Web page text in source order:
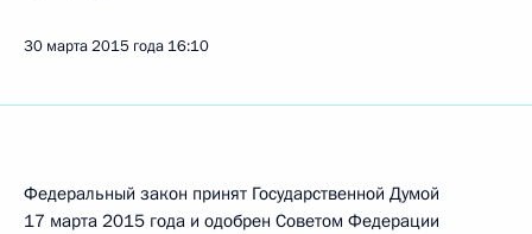
30 марта 2015 года 16:10
Федеральный закон принят Государственной Думой
17 марта 2015 года и одобрен Советом Федерации